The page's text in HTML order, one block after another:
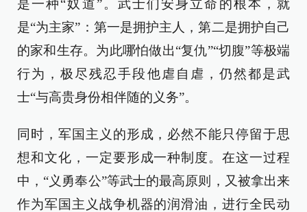
是一种“奴道”。武士们安身立命的根本，就
是“为主家”：第一是拥护主人，第二是拥护自己
的家和生存。为此哪怕做出“复仇”“切腹”等极端
行为，极尽残忍手段他虐自虐，仍然都是武
士“与高贵身份相伴随的义务”。
同时，军国主义的形成，必然不能只停留于思
想和文化，一定要形成一种制度。在这一过程
中，“义勇奉公”等武士的最高原则，又被拿出来
作为军国主义战争机器的润滑油，进行全民动